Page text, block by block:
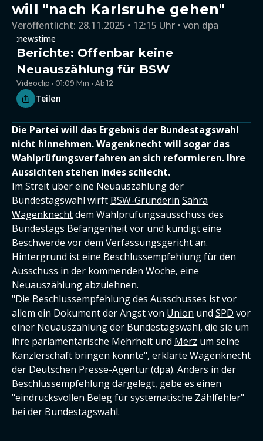
will "nach Karlsruhe gehen"
Veröffentlicht: 28.11.2025 • 12:15 Uhr von dpa
:newstime
Berichte: Offenbar keine
Neuauszählung für BSW
Videoclip • 01:09 Min • Ab 12
Teilen
Die Partei will das Ergebnis der Bundestagswahl
nicht hinnehmen. Wagenknecht will sogar das
Wahlprüfungsverfahren an sich reformieren. Ihre
Aussichten stehen indes schlecht.
Im Streit über eine Neuauszählung der
Bundestagswahl wirft BSW-Gründerin Sahra
Wagenknechtdem Wahlprüfungsausschuss des
Bundestags Befangenheit vor und kündigt eine
Beschwerde vor dem Verfassungsgericht an.
Hintergrund ist eine Beschlussempfehlung für den
Ausschuss in der kommenden Woche, eine
Neuauszählung abzulehnen.
"Die Beschlussempfehlung des Ausschusses ist vor
allem ein Dokument der Angst von Union und SPD vor
einer Neuauszählung der Bundestagswahl, die sie um
ihre parlamentarische Mehrheit und Merz um seine
Kanzlerschaft bringen könnte", erklärte Wagenknecht
der Deutschen Presse-Agentur (dpa). Anders in der
Beschlussempfehlung dargelegt, gebe es einen
"eindrucksvollen Beleg für systematische Zählfehler"
bei der Bundestagswahl.